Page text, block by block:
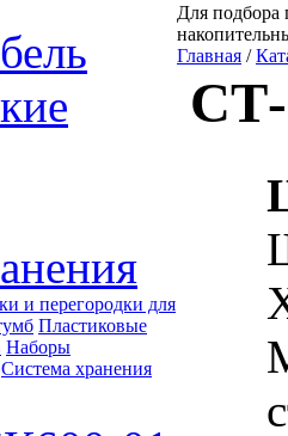
и перегородки для
Пластиковые
Наборы
Система хранения
Для подбора
Главная /